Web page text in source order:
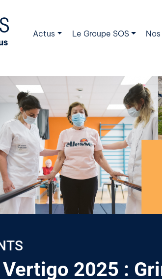
Actus Le Groupe SOS
2025 :